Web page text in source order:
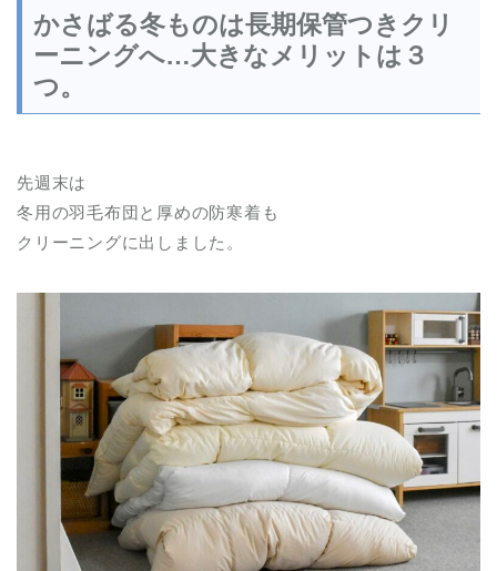
かさばる冬ものは長期保管つきクリ
ーニングへ…大きなメリットは３
つ。
先週末は
冬用の羽毛布団と厚めの防寒着も
クリーニングに出しました。